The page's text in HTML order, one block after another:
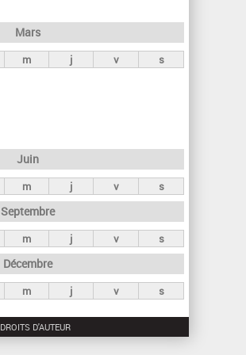
Mars
m j v s
Juin
m j v s
Septembre
m j v s
Décembre
m j v s
DROITS D'AUTEUR